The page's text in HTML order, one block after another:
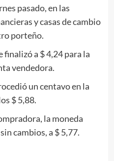
pasado, en las
y casas de cambio
porteño.
finalizó a $ 4,24 para la
vendedora.
un centavo en la
$ 5,88.
la moneda
cambios, a $ 5,77.